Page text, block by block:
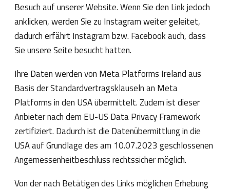
Besuch auf unserer Website. Wenn Sie den Link jedoch
anklicken, werden Sie zu Instagram weiter geleitet,
dadurch erfährt Instagram bzw. Facebook auch, dass
Sie unsere Seite besucht hatten.
Ihre Daten werden von Meta Platforms Ireland aus
Basis der Standardvertragsklauseln an Meta
Platforms in den USA übermittelt. Zudem ist dieser
Anbieter nach dem EU-US Data Privacy Framework
zertifiziert. Dadurch ist die Datenübermittlung in die
USA auf Grundlage des am 10.07.2023 geschlossenen
Angemessenheitbeschluss rechtssicher möglich.
Von der nach Betätigen des Links möglichen Erhebung